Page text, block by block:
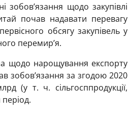
щодо закупівлі
почав надавати перевагу
обсягу закупівель у
перемир’я.
щодо нарощування експорту
зобов’язання за згодою 2020
(у т. ч. сільгосппродукції,